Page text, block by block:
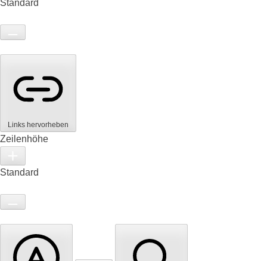
Standard
Links hervorheben
Zeilenhöhe
Standard